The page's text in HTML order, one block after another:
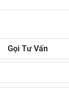
Gọi Tư Vấn